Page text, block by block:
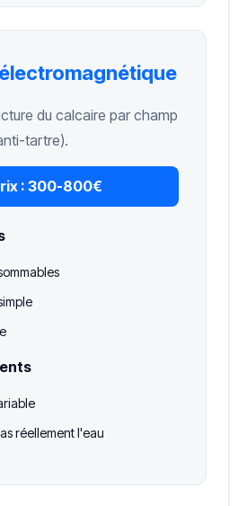
du calcaire par champ
tartre).
: 300-800€
réellement l'eau